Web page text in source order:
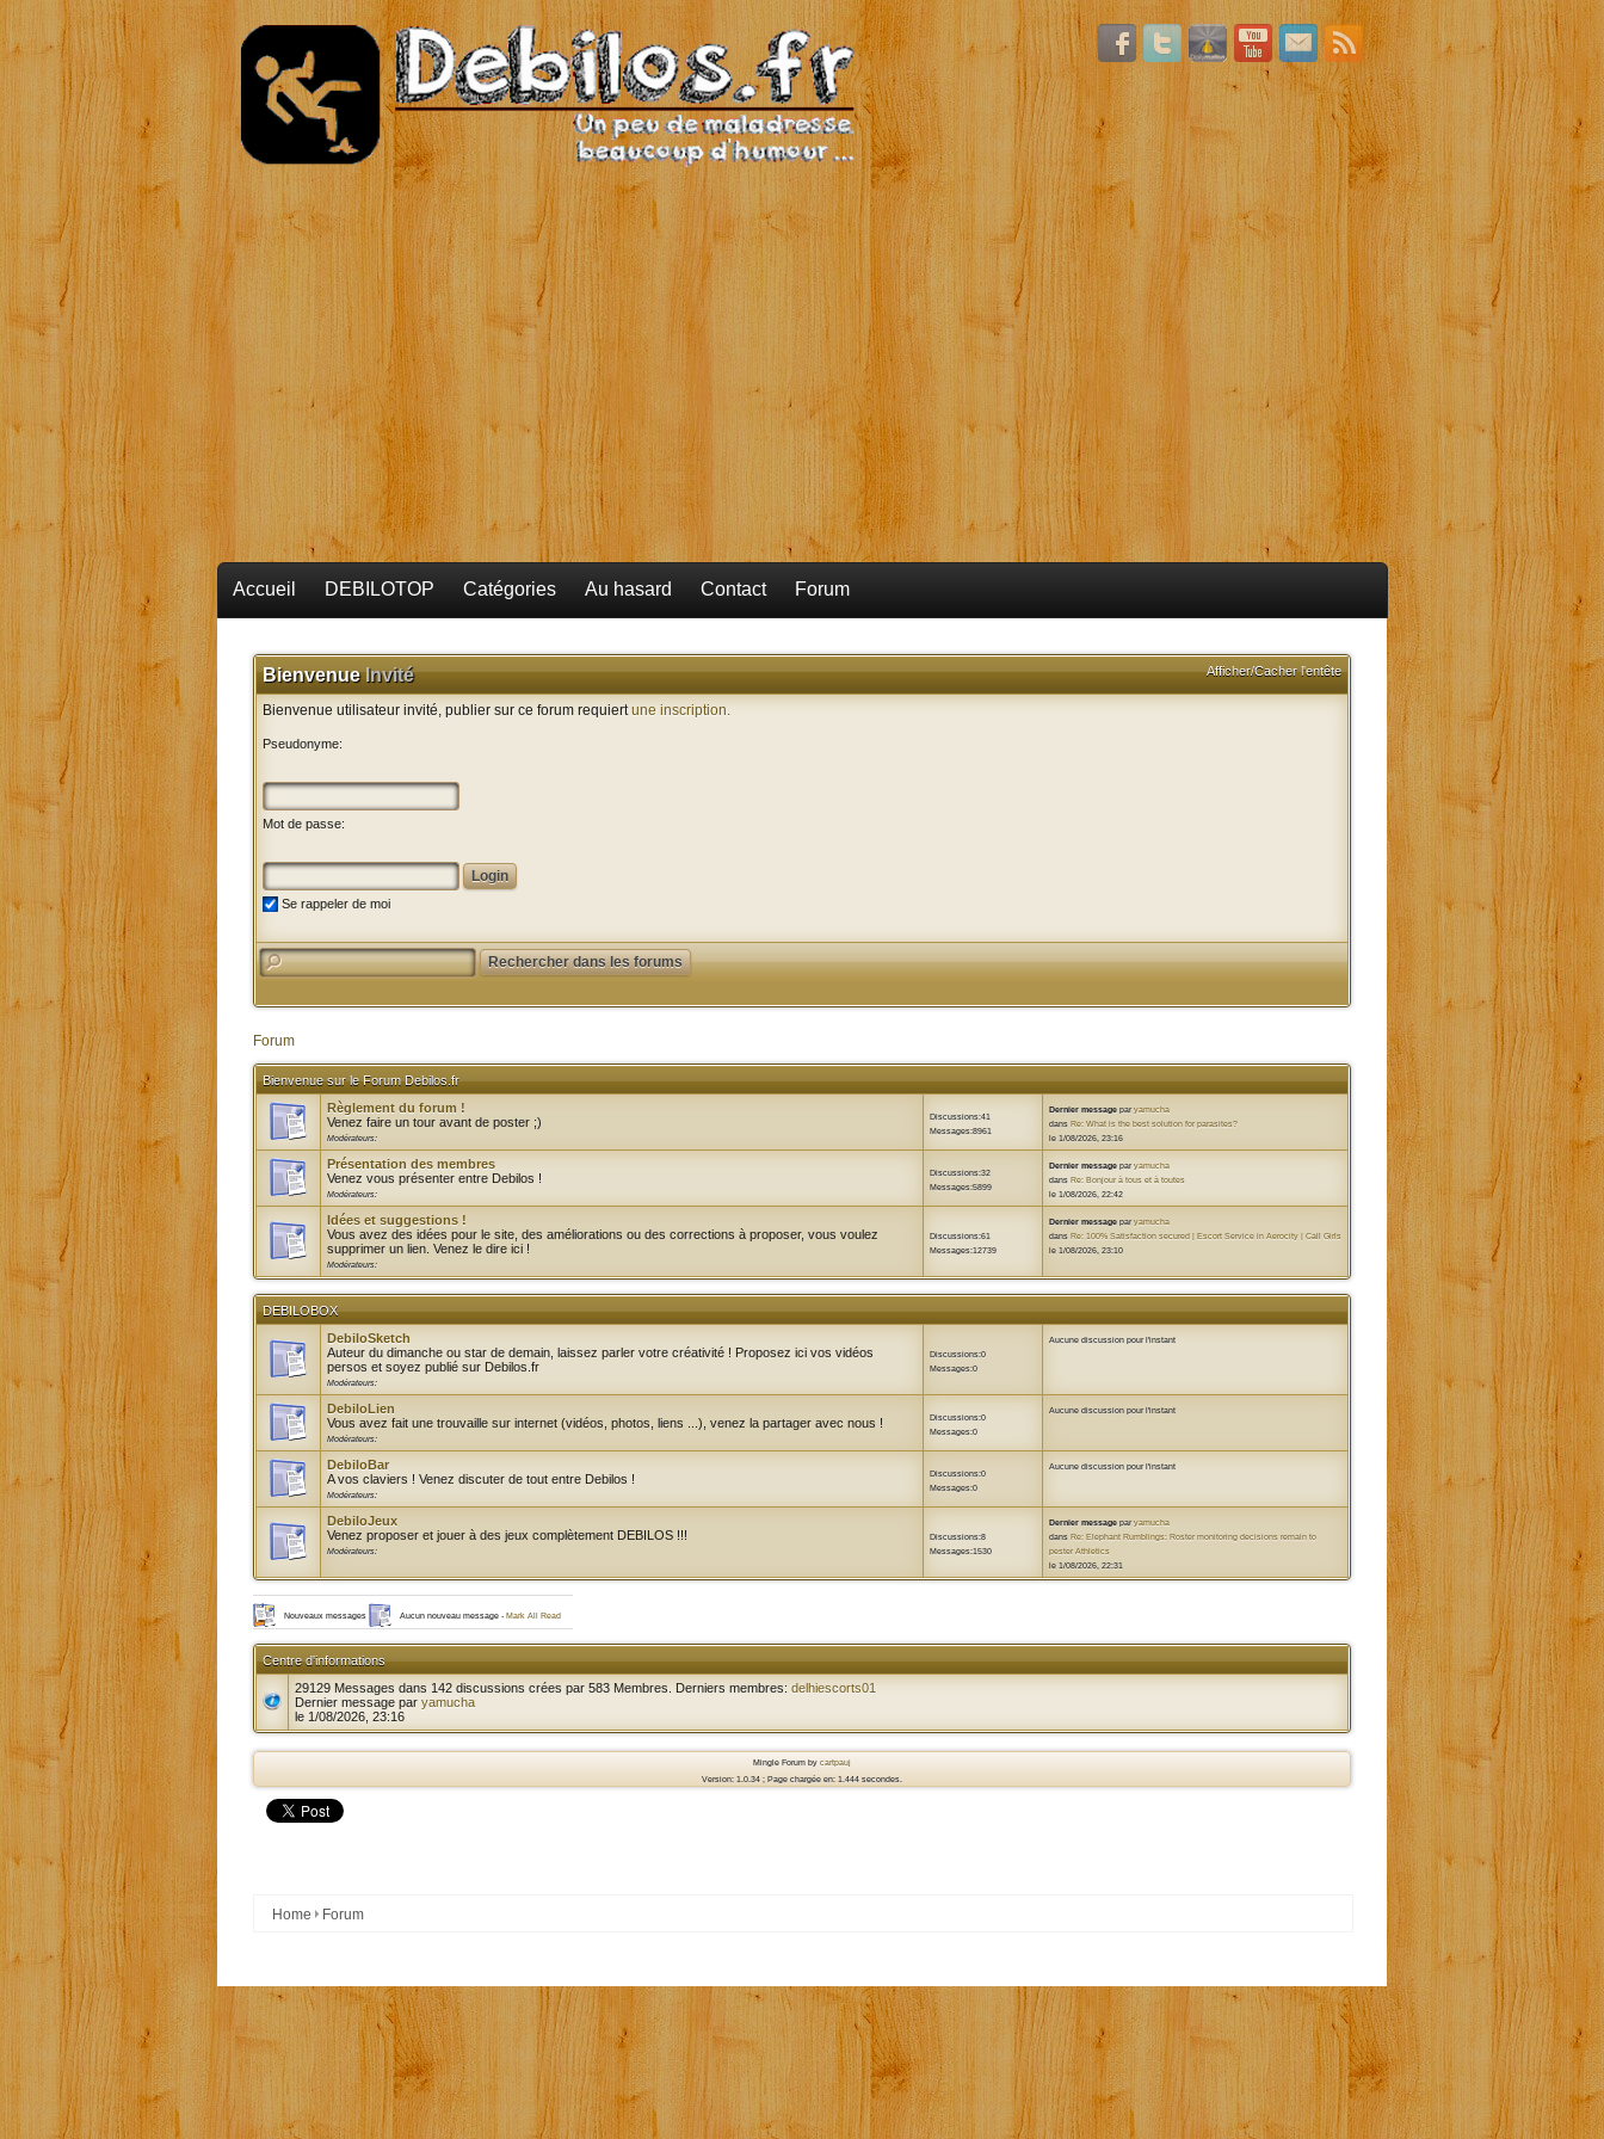
Accueil DEBILOTOP Catégories Au hasard Contact Forum
BienvenueInvité Afficher/Cacher l'entête
Bienvenue utilisateur invité, publier sur ce forum requiertune inscription.
Pseudonyme:
Mot de passe:
Se rappeler de moi
Forum
Bienvenue sur le Forum Debilos.fr
Règlement du forum !
Venez faire un tour avant de poster ;)
Modérateurs:
Discussions:41
Messages:8961
Dernier message paryamucha
dans Re: What is the best solution for parasites?
le 1/08/2026, 23:16
Présentation des membres
Venez vous présenter entre Debilos !
Modérateurs:
Discussions:32
Messages:5899
Dernier message paryamucha
dans Re: Bonjour à tous et à toutes
le 1/08/2026, 22:42
Idées et suggestions !
Vous avez des idées pour le site, des améliorations ou des corrections à proposer, vous voulez
supprimer un lien. Venez le dire ici !
Modérateurs:
Discussions:61
Messages:12739
Dernier message paryamucha
dans Re: 100% Satisfaction secured | Escort Service in Aerocity | Call Girls
le 1/08/2026, 23:10
DEBILOBOX
DebiloSketch
Auteur du dimanche ou star de demain, laissez parler votre créativité ! Proposez ici vos vidéos
persos et soyez publié sur Debilos.fr
Modérateurs:
Discussions:0
Messages:0
Aucune discussion pour l'instant
DebiloLien
Vous avez fait une trouvaille sur internet (vidéos, photos, liens ...), venez la partager avec nous !
Modérateurs:
Discussions:0
Messages:0
Aucune discussion pour l'instant
DebiloBar
A vos claviers ! Venez discuter de tout entre Debilos !
Modérateurs:
Discussions:0
Messages:0
Aucune discussion pour l'instant
DebiloJeux
Venez proposer et jouer à des jeux complètement DEBILOS !!!
Modérateurs:
Discussions:8
Messages:1530
Dernier message paryamucha
dans Re: Elephant Rumblings: Roster monitoring decisions remain to
pester Athletics
le 1/08/2026, 22:31
Nouveaux messages Aucun nouveau message - Mark All Read
Centre d'informations
29129 Messages dans 142 discussions crées par 583 Membres. Derniers membres: delhiescorts01
Dernier message par yamucha
le 1/08/2026, 23:16
Mingle Forum by cartpauj
Version: 1.0.34 ; Page chargée en: 1.444 secondes.
Home Forum